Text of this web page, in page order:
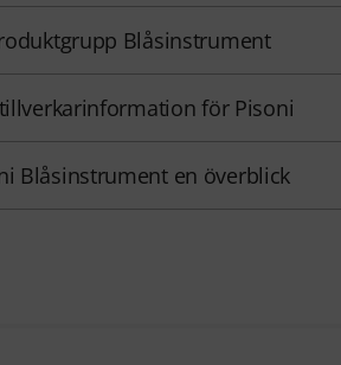
Blåsinstrument
för Pisoni
Blåsinstrument en överblick